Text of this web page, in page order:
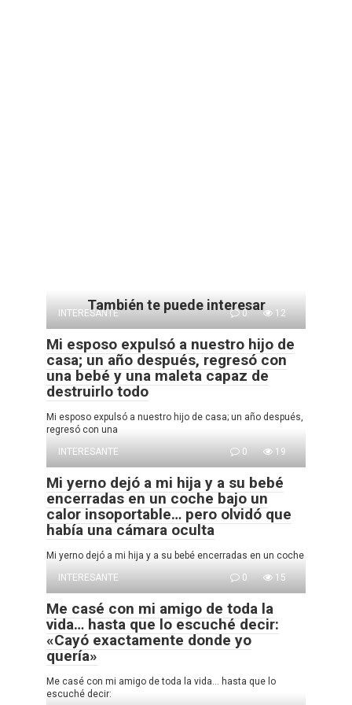
También te puede interesar
INTERESANTE 0 12
Mi esposo expulsó a nuestro hijo de
casa; un año después, regresó con
una bebé y una maleta capaz de
destruirlo todo
Mi esposo expulsó a nuestro hijo de casa; un año después,
regresó con una
INTERESANTE
0 19
Mi yerno dejó a mi hija y a su bebé
encerradas en un coche bajo un
calor insoportable… pero olvidó que
había una cámara oculta
Mi yerno dejó a mi hija y a su bebé encerradas en un coche
INTERESANTE
0 15
Me casé con mi amigo de toda la
vida… hasta que lo escuché decir:
«Cayó exactamente donde yo
quería»
Me casé con mi amigo de toda la vida… hasta que lo
escuché decir: